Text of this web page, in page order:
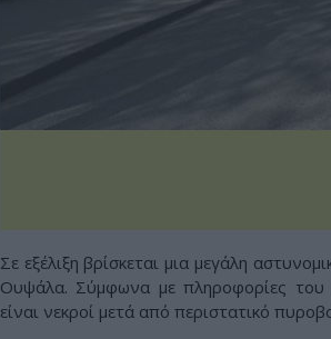
Σε εξέλιξη βρίσκεται μια μεγάλη
Ουψάλα. Σύμφωνα με πληροφορίες του
είναι νεκροί μετά από περιστατικό